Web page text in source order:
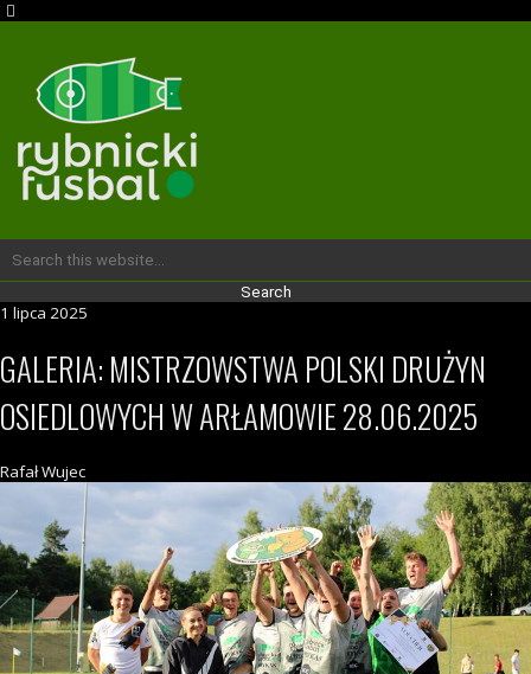
1 lipca 2025
GALERIA: MISTRZOWSTWA POLSKI DRUŻYN
OSIEDLOWYCH W ARŁAMOWIE 28.06.2025
Rafał Wujec